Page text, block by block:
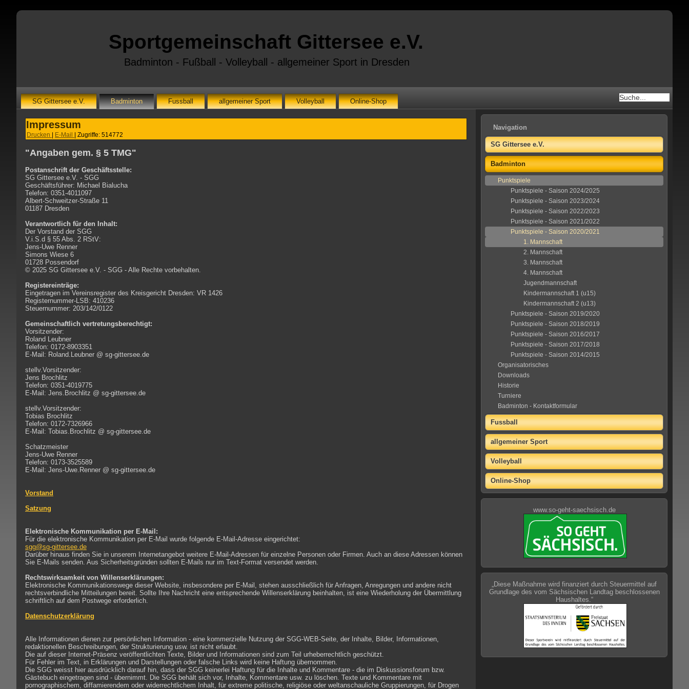
Sportgemeinschaft Gittersee e.V.
Badminton - Fußball - Volleyball - allgemeiner Sport in Dresden
SG Gittersee e.V. Badminton Fussball allgemeiner Sport Volleyball Online-Shop
Impressum
Drucken E-Mail Zugriffe: 514772
"Angaben gem. § 5 TMG"
Postanschrift der Geschäftsstelle:
SG Gittersee e.V. - SGG
Geschäftsführer: Michael Bialucha
Telefon: 0351-4011097
Albert-Schweitzer-Straße 11
01187 Dresden
Verantwortlich für den Inhalt:
Der Vorstand der SGG
V.i.S.d § 55 Abs. 2 RStV:
Jens-Uwe Renner
Simons Wiese 6
01728 Possendorf
© 2025 SG Gittersee e.V. - SGG - Alle Rechte vorbehalten.
Registereinträge:
Eingetragen im Vereinsregister des Kreisgericht Dresden: VR 1426
Registernummer-LSB: 410236
Steuernummer: 203/142/0122
Gemeinschaftlich vertretungsberechtigt:
Vorsitzender:
Roland Leubner
Telefon: 0172-8903351
E-Mail: Roland.Leubner @ sg-gittersee.de
stellv.Vorsitzender:
Jens Brochlitz
Telefon: 0351-4019775
E-Mail: Jens.Brochlitz @ sg-gittersee.de
stellv.Vorsitzender:
Tobias Brochlitz
Telefon: 0172-7326966
E-Mail: Tobias.Brochlitz @ sg-gittersee.de
Schatzmeister
Jens-Uwe Renner
Telefon: 0173-3525589
E-Mail: Jens-Uwe.Renner @ sg-gittersee.de
Vorstand
Satzung
Elektronische Kommunikation per E-Mail:
Für die elektronische Kommunikation per E-Mail wurde folgende E-Mail-Adresse eingerichtet:
sgg@sg-gittersee.de
Darüber hinaus finden Sie in unserem Internetangebot weitere E-Mail-Adressen für einzelne Personen oder Firmen. Auch an diese Adressen können
Sie E-Mails senden. Aus Sicherheitsgründen sollten E-Mails nur im Text-Format versendet werden.
Rechtswirksamkeit von Willenserklärungen:
Elektronische Kommunikationswege dieser Website, insbesondere per E-Mail, stehen ausschließlich für Anfragen, Anregungen und andere nicht
rechtsverbindliche Mitteilungen bereit. Sollte Ihre Nachricht eine entsprechende Willenserklärung beinhalten, ist eine Wiederholung der Übermittlung
schriftlich auf dem Postwege erforderlich.
Datenschutzerklärung
Alle Informationen dienen zur persönlichen Information - eine kommerzielle Nutzung der SGG-WEB-Seite, der Inhalte, Bilder, Informationen,
redaktionellen Beschreibungen, der Strukturierung usw. ist nicht erlaubt.
Die auf dieser Internet-Präsenz veröffentlichten Texte, Bilder und Informationen sind zum Teil urheberrechtlich geschützt.
Für Fehler im Text, in Erklärungen und Darstellungen oder falsche Links wird keine Haftung übernommen.
Die SGG weisst hier ausdrücklich darauf hin, dass der SGG keinerlei Haftung für die Inhalte und Kommentare - die im Diskussionsforum bzw.
Gästebuch eingetragen sind - übernimmt. Die SGG behält sich vor, Inhalte, Kommentare usw. zu löschen. Texte und Kommentare mit
pornographischem, diffamierendem oder widerrechtlichem Inhalt, für extreme politische, religiöse oder weltanschauliche Gruppierungen, für Drogen
Navigation
SG Gittersee e.V.
Badminton
Punktspiele
Punktspiele - Saison 2024/2025
Punktspiele - Saison 2023/2024
Punktspiele - Saison 2022/2023
Punktspiele - Saison 2021/2022
Punktspiele - Saison 2020/2021
1. Mannschaft
2. Mannschaft
3. Mannschaft
4. Mannschaft
Jugendmannschaft
Kindermannschaft 1 (u15)
Kindermannschaft 2 (u13)
Punktspiele - Saison 2019/2020
Punktspiele - Saison 2018/2019
Punktspiele - Saison 2016/2017
Punktspiele - Saison 2017/2018
Punktspiele - Saison 2014/2015
Organisatorisches
Downloads
Historie
Turniere
Badminton - Kontaktformular
Fussball
allgemeiner Sport
Volleyball
Online-Shop
www.so-geht-saechsisch.de
„Diese Maßnahme wird finanziert durch Steuermittel auf
Grundlage des vom Sächsischen Landtag beschlossenen
Haushaltes.“